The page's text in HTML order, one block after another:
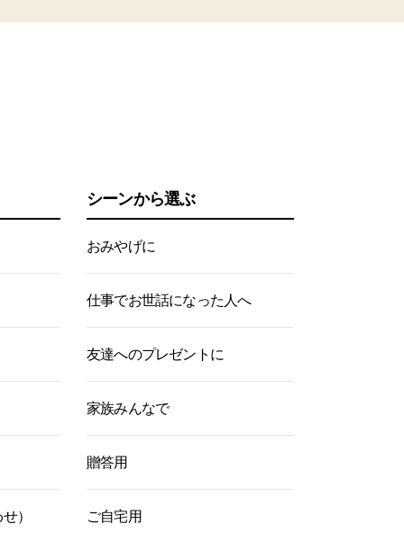
）
シーンから選ぶ
おみやげに
仕事でお世話になった人へ
友達へのプレゼントに
家族みんなで
贈答用
ご自宅用